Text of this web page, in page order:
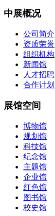
中展概况
公司简介
资质荣誉
组织机构
新闻馆
人才招聘
合作计划
展馆空间
博物馆
规划馆
科技馆
纪念馆
主题馆
企业馆
红色馆
图书馆
校史馆